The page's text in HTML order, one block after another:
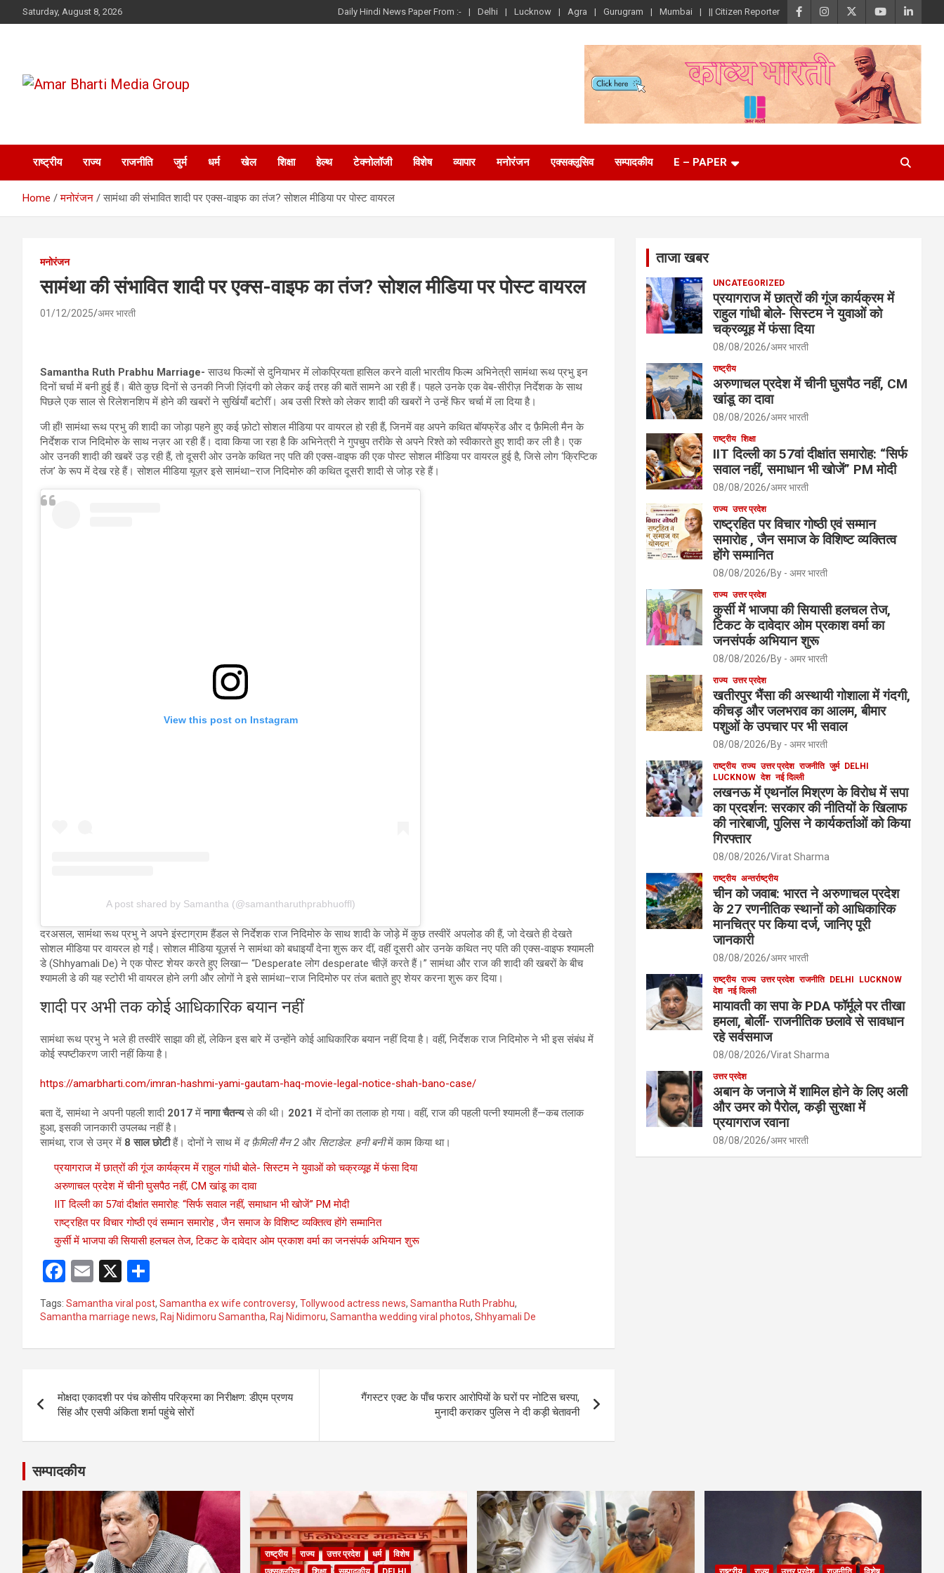
to
Saturday, August 8, 2026 Daily Hindi News Paper From :- Delhi Lucknow Agra Gurugram Mumbai || Citizen Reporter
Group
राष्ट्रीय राज्य राजनीति जुर्म धर्म खेल शिक्षा हेल्थ टेक्नोलॉजी विशेष व्यापार मनोरंजन एक्सक्लूसिव सम्पादकीय E – PAPER
Home मनोरंजन सामंथा की संभावित शादी पर एक्स-वाइफ का तंज? सोशल मीडिया पर पोस्ट वायरल
मनोरंजन
सामंथा की संभावित शादी पर एक्स-वाइफ का तंज? सोशल मीडिया पर पोस्ट वायरल
01/12/2025 अमर भारती
Samantha Ruth Prabhu Marriage- साउथ फिल्मों से दुनियाभर में लोकप्रियता हासिल करने वाली भारतीय फिल्म अभिनेत्री सामंथा रूथ प्रभु इन
दिनों चर्चा में बनी हुई हैं। बीते कुछ दिनों से उनकी निजी ज़िंदगी को लेकर कई तरह की बातें सामने आ रही हैं। पहले उनके एक वेब-सीरीज़ निर्देशक के साथ
पिछले एक साल से रिलेशनशिप में होने की खबरों ने सुर्खियाँ बटोरीं। अब उसी रिश्ते को लेकर शादी की खबरों ने उन्हें फिर चर्चा में ला दिया है।
जी हाँ! सामंथा रूथ प्रभु की शादी का जोड़ा पहने हुए कई फ़ोटो सोशल मीडिया पर वायरल हो रही हैं, जिनमें वह अपने कथित बॉयफ्रेंड और द फ़ैमिली मैन के
निर्देशक राज निदिमोरु के साथ नज़र आ रही हैं। दावा किया जा रहा है कि अभिनेत्री ने गुपचुप तरीके से अपने रिश्ते को स्वीकारते हुए शादी कर ली है। एक
ओर उनकी शादी की खबरें उड़ रही हैं, तो दूसरी ओर उनके कथित नए पति की एक्स-वाइफ की एक पोस्ट सोशल मीडिया पर वायरल हुई है, जिसे लोग ‘क्रिप्टिक
तंज’ के रूप में देख रहे हैं। सोशल मीडिया यूज़र इसे सामंथा–राज निदिमोरु की कथित दूसरी शादी से जोड़ रहे हैं।
View this post on Instagram
A post shared by Samantha (@samantharuthprabhuoffl)
दरअसल, सामंथा रूथ प्रभु ने अपने इंस्टाग्राम हैंडल से निर्देशक राज निदिमोरु के साथ शादी के जोड़े में कुछ तस्वीरें अपलोड की हैं, जो देखते ही देखते
सोशल मीडिया पर वायरल हो गईं। सोशल मीडिया यूज़र्स ने सामंथा को बधाइयाँ देना शुरू कर दीं, वहीं दूसरी ओर उनके कथित नए पति की एक्स-वाइफ श्यामली
डे (Shhyamali De) ने एक पोस्ट शेयर करते हुए लिखा— “Desperate लोग desperate चीज़ें करते हैं।” सामंथा और राज की शादी की खबरों के बीच
श्यामली डे की यह स्टोरी भी वायरल होने लगी और लोगों ने इसे सामंथा–राज निदिमोरु पर तंज बताते हुए शेयर करना शुरू कर दिया।
शादी पर अभी तक कोई आधिकारिक बयान नहीं
सामंथा रूथ प्रभु ने भले ही तस्वीरें साझा की हों, लेकिन इस बारे में उन्होंने कोई आधिकारिक बयान नहीं दिया है। वहीं, निर्देशक राज निदिमोरु ने भी इस संबंध में
कोई स्पष्टीकरण जारी नहीं किया है।
https://amarbharti.com/imran-hashmi-yami-gautam-haq-movie-legal-notice-shah-bano-case/
बता दें, सामंथा ने अपनी पहली शादी 2017मेंनागा चैतन्यसे की थी। 2021 में दोनों का तलाक हो गया। वहीं, राज की पहली पत्नी श्यामली हैं—कब तलाक
हुआ, इसकी जानकारी उपलब्ध नहीं है।
सामंथा, राज से उम्र में 8 साल छोटीहैं। दोनों ने साथ में द फ़ैमिली मैन 2 और सिटाडेल: हनी बनीमें काम किया था।
प्रयागराज में छात्रों की गूंज कार्यक्रम में राहुल गांधी बोले- सिस्टम ने युवाओं को चक्रव्यूह में फंसा दिया
अरुणाचल प्रदेश में चीनी घुसपैठ नहीं, CM खांडू का दावा
IIT दिल्ली का 57वां दीक्षांत समारोह: “सिर्फ सवाल नहीं, समाधान भी खोजें” PM मोदी
राष्ट्रहित पर विचार गोष्ठी एवं सम्मान समारोह , जैन समाज के विशिष्ट व्यक्तित्व होंगे सम्मानित
कुर्सी में भाजपा की सियासी हलचल तेज, टिकट के दावेदार ओम प्रकाश वर्मा का जनसंपर्क अभियान शुरू
F
a
ce
k
E
m
ail
X
h
ar
Tags: Samantha viral post, Samantha ex wife controversy, Tollywood actress news, Samantha Ruth Prabhu,
Samantha marriage news, Raj Nidimoru Samantha, Raj Nidimoru, Samantha wedding viral photos, Shhyamali De
navigation
मोक्षदा एकादशी पर पंच कोसीय परिक्रमा का निरीक्षण: डीएम प्रणय
सिंह और एसपी अंकिता शर्मा पहुंचे सोरों
गैंगस्टर एक्ट के पाँच फरार आरोपियों के घरों पर नोटिस चस्पा,
मुनादी कराकर पुलिस ने दी कड़ी चेतावनी
ताजा खबर
UNCATEGORIZED
प्रयागराज में छात्रों की गूंज कार्यक्रम में
राहुल गांधी बोले- सिस्टम ने युवाओं को
चक्रव्यूह में फंसा दिया
08/08/2026 अमर भारती
राष्ट्रीय
अरुणाचल प्रदेश में चीनी घुसपैठ नहीं, CM
खांडू का दावा
08/08/2026 अमर भारती
राष्ट्रीय शिक्षा
IIT दिल्ली का 57वां दीक्षांत समारोह: “सिर्फ
सवाल नहीं, समाधान भी खोजें” PM मोदी
08/08/2026 अमर भारती
राज्य उत्तर प्रदेश
राष्ट्रहित पर विचार गोष्ठी एवं सम्मान
समारोह , जैन समाज के विशिष्ट व्यक्तित्व
होंगे सम्मानित
08/08/2026 By - अमर भारती
राज्य उत्तर प्रदेश
कुर्सी में भाजपा की सियासी हलचल तेज,
टिकट के दावेदार ओम प्रकाश वर्मा का
जनसंपर्क अभियान शुरू
08/08/2026 By - अमर भारती
राज्य उत्तर प्रदेश
खतीरपुर भैंसा की अस्थायी गोशाला में गंदगी,
कीचड़ और जलभराव का आलम, बीमार
पशुओं के उपचार पर भी सवाल
08/08/2026 By - अमर भारती
राष्ट्रीय राज्य उत्तर प्रदेश राजनीति जुर्म
DELHI
LUCKNOW देश नई दिल्ली
लखनऊ में एथनॉल मिश्रण के विरोध में सपा
का प्रदर्शन: सरकार की नीतियों के खिलाफ
की नारेबाजी, पुलिस ने कार्यकर्ताओं को किया
गिरफ्तार
08/08/2026 Virat Sharma
राष्ट्रीय अन्तर्राष्ट्रीय
चीन को जवाब: भारत ने अरुणाचल प्रदेश
के 27 रणनीतिक स्थानों को आधिकारिक
मानचित्र पर किया दर्ज, जानिए पूरी
जानकारी
08/08/2026 अमर भारती
राष्ट्रीय राज्य उत्तर प्रदेश राजनीति DELHI
LUCKNOW
देश नई दिल्ली
मायावती का सपा के PDA फॉर्मूले पर तीखा
हमला, बोलीं- राजनीतिक छलावे से सावधान
रहे सर्वसमाज
08/08/2026 Virat Sharma
उत्तर प्रदेश
अबान के जनाजे में शामिल होने के लिए अली
और उमर को पैरोल, कड़ी सुरक्षा में
प्रयागराज रवाना
08/08/2026 अमर भारती
सम्पादकीय
राष्ट्रीय राज्य उत्तर प्रदेश धर्म
विशेष